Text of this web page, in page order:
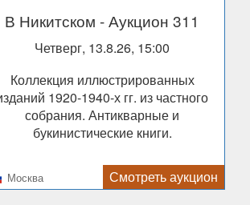
В Никитском - Аукцион 311
Четверг, 13.8.26, 15:00
Коллекция иллюстрированных
1920-1940-х гг. из частного
собрания. Антикварные и
букинистические книги.
Москва Смотреть аукцион